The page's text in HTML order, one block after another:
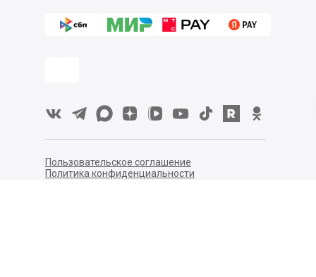
Пользовательское соглашение
Политика конфиденциальности